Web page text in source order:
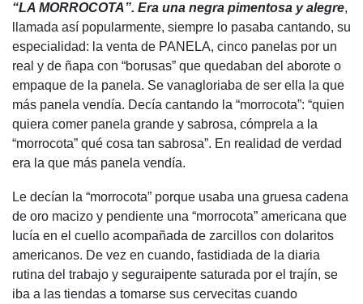
“LA MORROCOTA”. Era una negra pimentosa y alegre,
llamada así popularmente, siempre lo pasaba cantando, su
especialidad: la venta de PANELA, cinco panelas por un
real y de ñapa con “borusas” que quedaban del aborote o
empaque de la panela. Se vanagloriaba de ser ella la que
más panela vendía. Decía cantando la “morrocota”: “quien
quiera comer panela grande y sabrosa, cómprela a la
“morrocota” qué cosa tan sabrosa”. En realidad de verdad
era la que más panela vendía.
Le decían la “morrocota” porque usaba una gruesa cadena
de oro macizo y pendiente una “morrocota” americana que
lucía en el cuello acompañada de zarcillos con dolaritos
americanos. De vez en cuando, fastidiada de la diaria
rutina del trabajo y seguraipente saturada por el trajín, se
iba a las tiendas a tomarse sus cervecitas cuando